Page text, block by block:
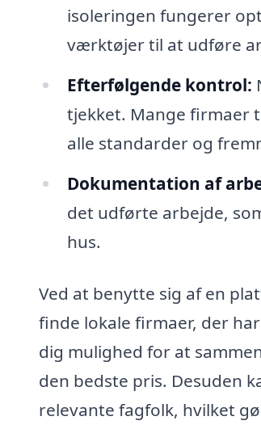
isoleringen fungerer
værktøjer til at udføre
Efterfølgende kontrol:
tjekket. Mange firmaer
alle standarder og
Dokumentation af
det udførte arbejde,
hus.
Ved at benytte sig af en
finde lokale firmaer, der
dig mulighed for at
den bedste pris. Desuden
relevante fagfolk, hvilket